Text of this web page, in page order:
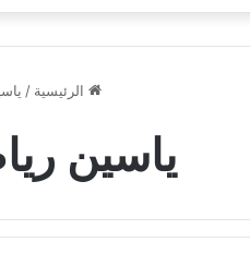
الرئيسية /
ياسين